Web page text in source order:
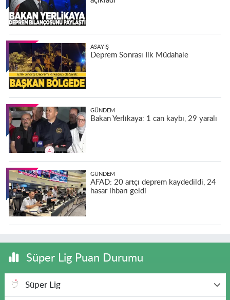
ASAYIŞ
Deprem Sonrası İlk Müdahale
GÜNDEM
Bakan Yerlikaya: 1 can kaybı, 29 yaralı
GÜNDEM
AFAD: 20 artçı deprem kaydedildi, 24
hasar ihbarı geldi
Süper Lig Puan Durumu
Süper Lig